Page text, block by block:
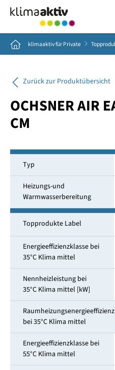
Home klimaaktiv für Private
Zurück zur Produktübersicht
OCHSNER AIR
CM
Typ
Heizungs-und
Warmwasserbereitung
Topprodukte Label
Energieeffizienzklasse bei
35°C Klima mittel
Nennheizleistung bei
35°C Klima mittel [kW]
Raumheizungsenergieeffizienz
bei 35°C Klima mittel
Energieeffizienzklasse bei
55°C Klima mittel